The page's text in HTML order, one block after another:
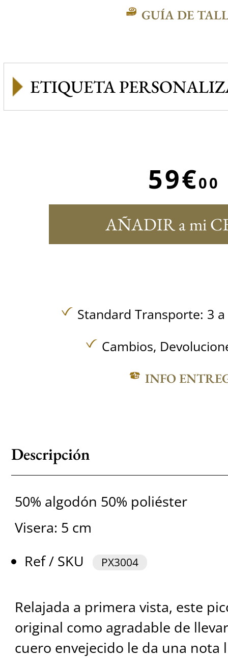
GUÍA DE
ETIQUETA
59€00
AÑADIR a mi
Standard Transporte: 3
Cambios,
INFO
Descripción
50% algodón 50% poliéster
Visera: 5 cm
Ref / SKU
PX3004
Relajada a primera vista, este
original como agradable de
cuero envejecido le da una nota